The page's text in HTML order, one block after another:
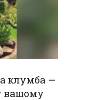
клумба —
вашому